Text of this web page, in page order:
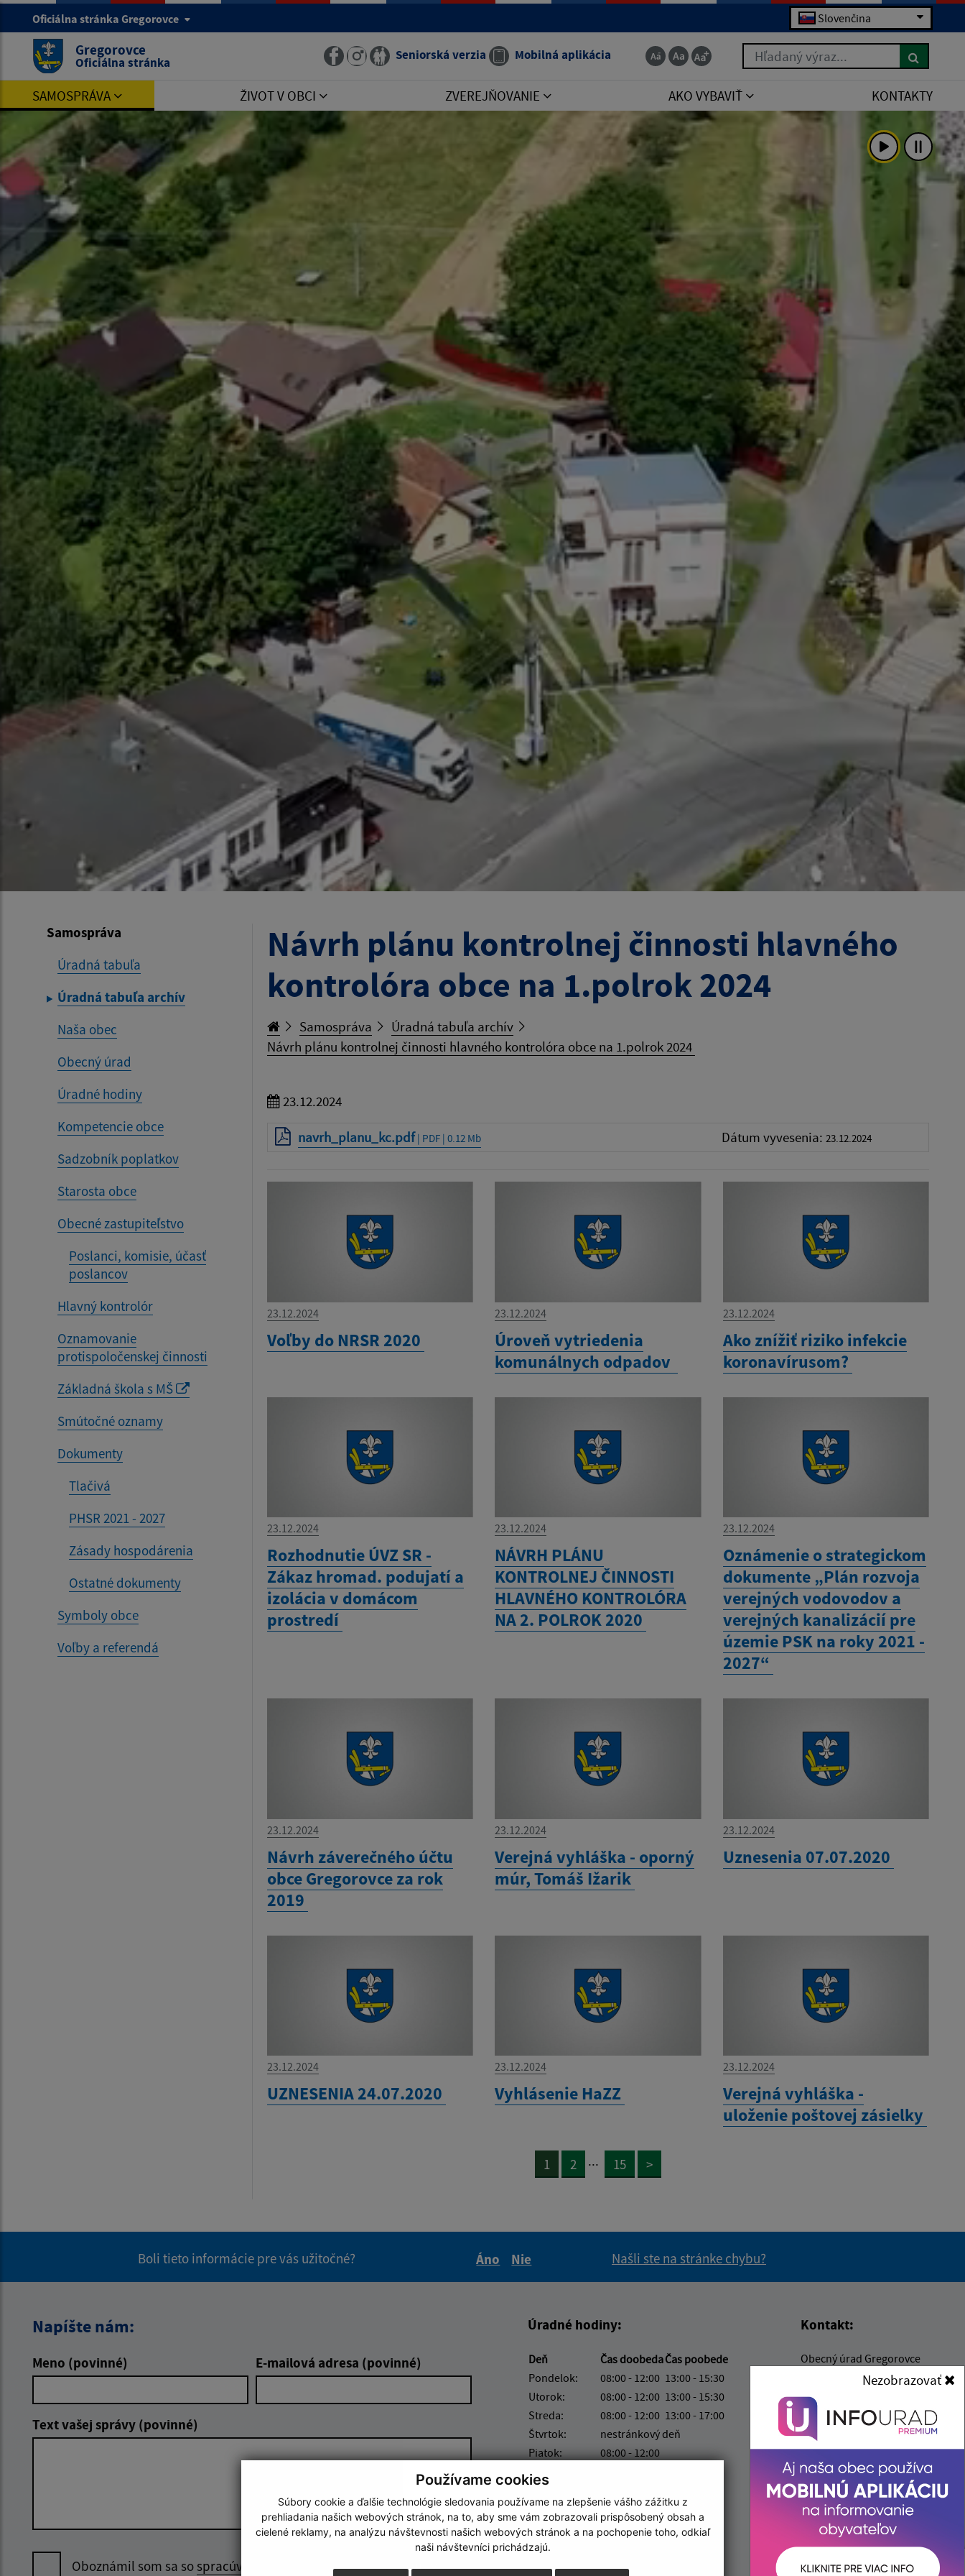
Používame cookies
Súbory cookie a ďalšie technológie sledovania používame na zlepšenie vášho zážitku z
prehliadania našich webových stránok, na to, aby sme vám zobrazovali prispôsobený obsah a
cielené reklamy, na analýzu návštevnosti našich webových stránok a na pochopenie toho, odkiaľ
naši návštevníci prichádzajú.
Nezobrazovať
Oficiálna stránka Gregorovce Slovenčina
Gregorovce
Oficiálna stránka Seniorská verzia Mobilná aplikácia Hľadaný výraz...
SAMOSPRÁVA ŽIVOT V OBCI ZVEREJŇOVANIE AKO VYBAVIŤ KONTAKTY
Samospráva
Úradná tabuľa
Úradná tabuľa archív
Naša obec
Obecný úrad
Úradné hodiny
Kompetencie obce
Sadzobník poplatkov
Starosta obce
Obecné zastupiteľstvo
Poslanci, komisie, účasť
poslancov
Hlavný kontrolór
Oznamovanie
protispoločenskej činnosti
Základná škola s MŠ
Smútočné oznamy
Dokumenty
Tlačivá
PHSR 2021 - 2027
Zásady hospodárenia
Ostatné dokumenty
Symboly obce
Voľby a referendá
Návrh plánu kontrolnej činnosti hlavného
kontrolóra obce na 1.polrok 2024
Samospráva
Úradná tabuľa archív
Návrh plánu kontrolnej činnosti hlavného kontrolóra obce na 1.polrok 2024
23.12.2024
navrh_planu_kc.pdf| PDF | 0.12 Mb Dátum vyvesenia: 23.12.2024
23.12.2024
Voľby do NRSR 2020
23.12.2024
Úroveň vytriedenia
komunálnych odpadov
23.12.2024
Ako znížiť riziko infekcie
koronavírusom?
23.12.2024
Rozhodnutie ÚVZ SR -
Zákaz hromad. podujatí a
izolácia v domácom
prostredí
23.12.2024
NÁVRH PLÁNU
KONTROLNEJ ČINNOSTI
HLAVNÉHO KONTROLÓRA
NA 2. POLROK 2020
23.12.2024
Oznámenie o strategickom
dokumente „Plán rozvoja
verejných vodovodov a
verejných kanalizácií pre
územie PSK na roky 2021 -
2027“
23.12.2024
Návrh záverečného účtu
obce Gregorovce za rok
2019
23.12.2024
Verejná vyhláška - oporný
múr, Tomáš Ižarik
23.12.2024
Uznesenia 07.07.2020
23.12.2024
UZNESENIA 24.07.2020
23.12.2024
Vyhlásenie HaZZ
23.12.2024
Verejná vyhláška -
uloženie poštovej zásielky
1 2 ... 15 >
Boli tieto informácie pre vás užitočné?
Áno
Nie
Našli ste na stránke chybu?
Napíšte nám:
Meno (povinné) E-mailová adresa (povinné)
Text vašej správy (povinné)
Oboznámil som sa sospracúvaním
Odoslať správu
Úradné hodiny:
Deň Čas doobedaČas poobede
Pondelok:
08:00 - 12:00 13:00 - 15:30
Utorok:
08:00 - 12:00 13:00 - 15:30
Streda:
08:00 - 12:00 13:00 - 17:00
Štvrtok:
nestránkový deň
Piatok:
08:00 - 12:00
Obedňajšia prestávka:
Kontakt:
Obecný úrad Gregorovce
Gregorovce č. 88
082 66 Uzovce
info@obecgregorovce.sk
+421 911 028 880
IČO: 00327051